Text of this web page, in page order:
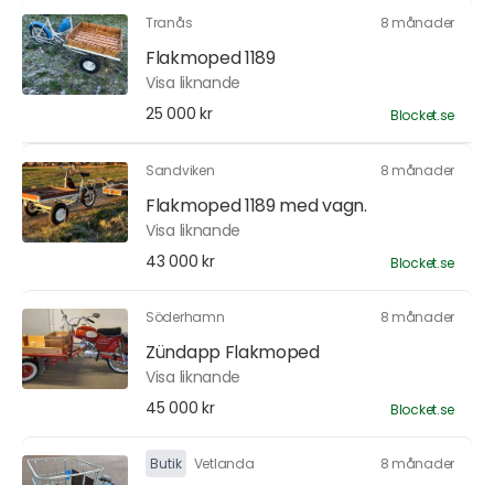
Tranås 8 månader
Flakmoped 1189
Visa liknande
25 000 kr
Blocket.se
Sandviken 8 månader
Flakmoped 1189 med vagn.
Visa liknande
43 000 kr
Blocket.se
Söderhamn 8 månader
Zündapp Flakmoped
Visa liknande
45 000 kr
Blocket.se
Butik Vetlanda 8 månader